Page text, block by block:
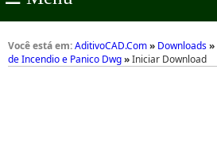
Você está em:AditivoCAD.Com» Downloads»
de Incendio e Panico Dwg»Iniciar Download